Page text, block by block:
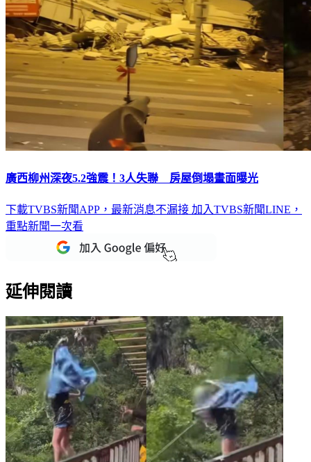
廣西柳州深夜5.2強震！3人失聯 房屋倒塌畫面曝光
下載TVBS新聞APP，最新消息不漏接 加入TVBS新聞LINE，
重點新聞一次看
延伸閱讀